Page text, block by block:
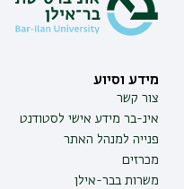
מידע וסיוע
צור קשר
אינ-בר מידע אישי לסטודנט
פנייה למנהל האתר
מכרזים
משרות בבר-אילן